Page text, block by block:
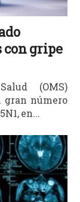
con gripe
(OMS)
gran número
en...